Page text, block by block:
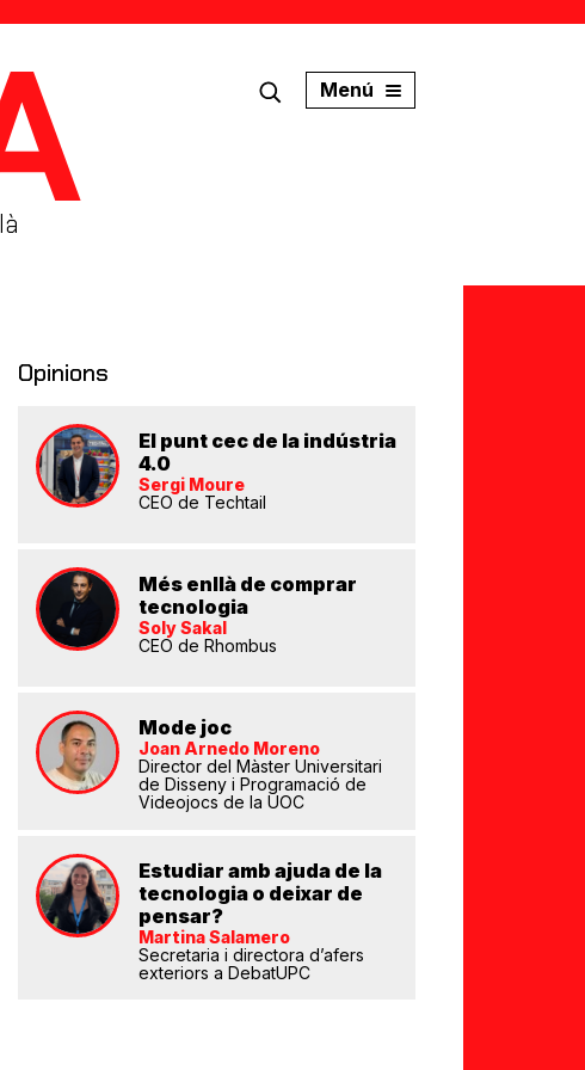
Menú
Opinions
El punt cec de la indústria
4.0
Sergi Moure
CEO de Techtail
Més enllà de comprar
tecnologia
Soly Sakal
CEO de Rhombus
Mode joc
Joan Arnedo Moreno
Director del Màster Universitari
de Disseny i Programació de
Videojocs de la UOC
Estudiar amb ajuda de la
tecnologia o deixar de
pensar?
Martina Salamero
Secretaria i directora d’afers
exteriors a DebatUPC